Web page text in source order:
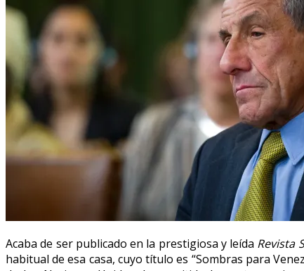
Acaba de ser publicado en la prestigiosa y leída Revista
habitual de esa casa, cuyo título es “Sombras para